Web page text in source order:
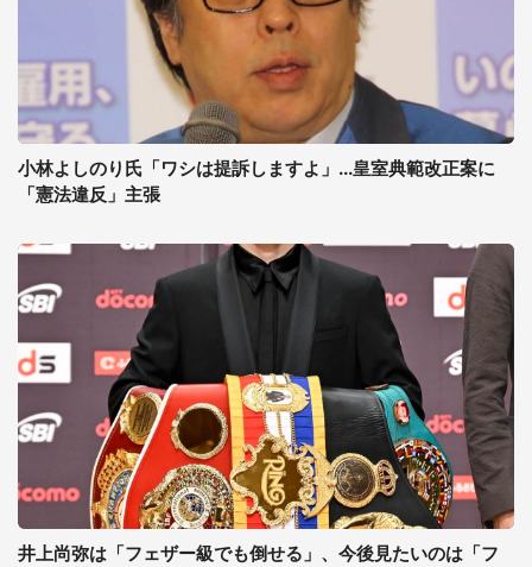
小林よしのり氏「ワシは提訴しますよ」...皇室典範改正案に
「憲法違反」主張
井上尚弥は「フェザー級でも倒せる」、今後見たいのは「フ